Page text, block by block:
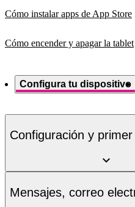
Cómo instalar apps de App Store
Cómo encender y apagar la tablet
Configura tu dispositivo
Configuración y
Mensajes, correo